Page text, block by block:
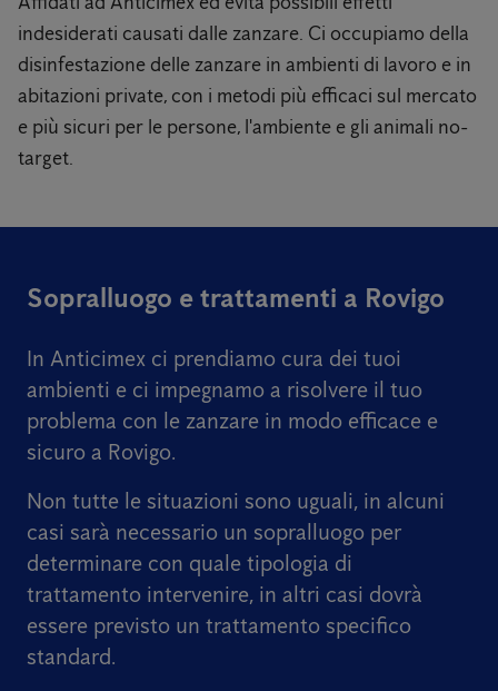
indesiderati causati dalle zanzare. Ci occupiamo della
disinfestazione delle zanzare in ambienti di lavoro e in
abitazioni private, con i metodi più efficaci sul mercato
e più sicuri per le persone, l'ambiente e gli animali no-
target.
Sopralluogo e trattamenti a Rovigo
In Anticimex ci prendiamo cura dei tuoi
ambienti e ci impegnamo a risolvere il tuo
problema con le zanzare in modo efficace e
sicuro a Rovigo.
Non tutte le situazioni sono uguali, in alcuni
casi sarà necessario un sopralluogo per
determinare con quale tipologia di
trattamento intervenire, in altri casi dovrà
essere previsto un trattamento specifico
standard.